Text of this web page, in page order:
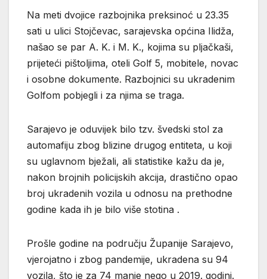
Na meti dvojice razbojnika preksinoć u 23.35
sati u ulici Stojčevac, sarajevska općina Ilidža,
našao se par A. K. i M. K., kojima su pljačkaši,
prijeteći pištoljima, oteli Golf 5, mobitele, novac
i osobne dokumente. Razbojnici su ukradenim
Golfom pobjegli i za njima se traga.
Sarajevo je oduvijek bilo tzv. švedski stol za
automafiju zbog blizine drugog entiteta, u koji
su uglavnom bježali, ali statistike kažu da je,
nakon brojnih policijskih akcija, drastično opao
broj ukradenih vozila u odnosu na prethodne
godine kada ih je bilo više stotina .
Prošle godine na području Županije Sarajevo,
vjerojatno i zbog pandemije, ukradena su 94
vozila, što je za 74 manje nego u 2019. godini.